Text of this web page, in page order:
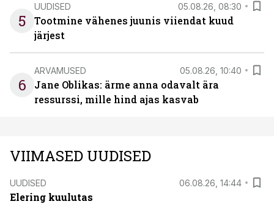
5
UUDISED 05.08.26, 08:30
Tootmine vähenes juunis viiendat kuud
järjest
6
ARVAMUSED 05.08.26, 10:40
Jane Oblikas: ärme anna odavalt ära
ressurssi, mille hind ajas kasvab
VIIMASED UUDISED
UUDISED 06.08.26, 14:44
Elering kuulutas